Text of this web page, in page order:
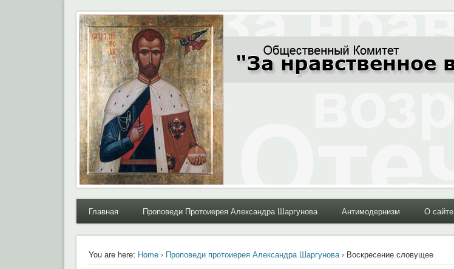
Moral.Ru
Общественный Комитет "За нравственное возрождение Отечества"
Главная Проповеди Протоиерея Александра Шаргунова Антимодернизм О сайте
You are here: Home› Проповеди протоиерея Александра Шаргунова› Воскресение словущее